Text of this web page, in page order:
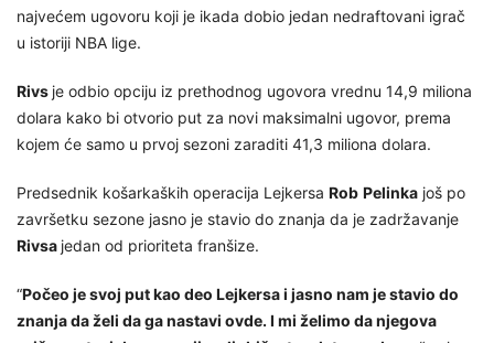
najvećem ugovoru koji je ikada dobio jedan nedraftovani igrač
u istoriji NBA lige.
Rivs je odbio opciju iz prethodnog ugovora vrednu 14,9 miliona
dolara kako bi otvorio put za novi maksimalni ugovor, prema
kojem će samo u prvoj sezoni zaraditi 41,3 miliona dolara.
Predsednik košarkaških operacija Lejkersa Rob Pelinka još po
završetku sezone jasno je stavio do znanja da je zadržavanje
Rivsa jedan od prioriteta franšize.
“Počeo je svoj put kao deo Lejkersa i jasno nam je stavio do
znanja da želi da ga nastavi ovde. I mi želimo da njegova